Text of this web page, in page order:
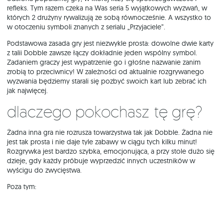
refleks. Tym razem czeka na Was seria 5 wyjątkowych wyzwań, w
których 2 drużyny rywalizują ze sobą równocześnie. A wszystko to
w otoczeniu symboli znanych z serialu „Przyjaciele”.
Podstawowa zasada gry jest niezwykle prosta: dowolne dwie karty
z talii Dobble zawsze łączy dokładnie jeden wspólny symbol.
Zadaniem graczy jest wypatrzenie go i głośne nazwanie zanim
zrobią to przeciwnicy! W zależności od aktualnie rozgrywanego
wyzwania będziemy starali się pozbyć swoich kart lub zebrać ich
jak najwięcej.
Dlaczego pokochasz tę grę?
Żadna inna gra nie rozrusza towarzystwa tak jak Dobble. Żadna nie
jest tak prosta i nie daje tyle zabawy w ciągu tych kilku minut!
Rozgrywka jest bardzo szybka, emocjonująca, a przy stole dużo się
dzieje, gdy każdy próbuje wyprzedzić innych uczestników w
wyścigu do zwycięstwa.
Poza tym: